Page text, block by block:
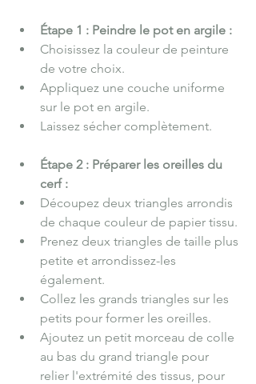
Étape 1 : Peindre le pot en argile :
Choisissez la couleur de peinture
de votre choix.
Appliquez une couche uniforme
sur le pot en argile.
Laissez sécher complètement.
Étape 2 : Préparer les oreilles du
cerf :
Découpez deux triangles arrondis
de chaque couleur de papier tissu.
Prenez deux triangles de taille plus
petite et arrondissez-les
également.
Collez les grands triangles sur les
petits pour former les oreilles.
Ajoutez un petit morceau de colle
au bas du grand triangle pour
relier l'extrémité des tissus, pour